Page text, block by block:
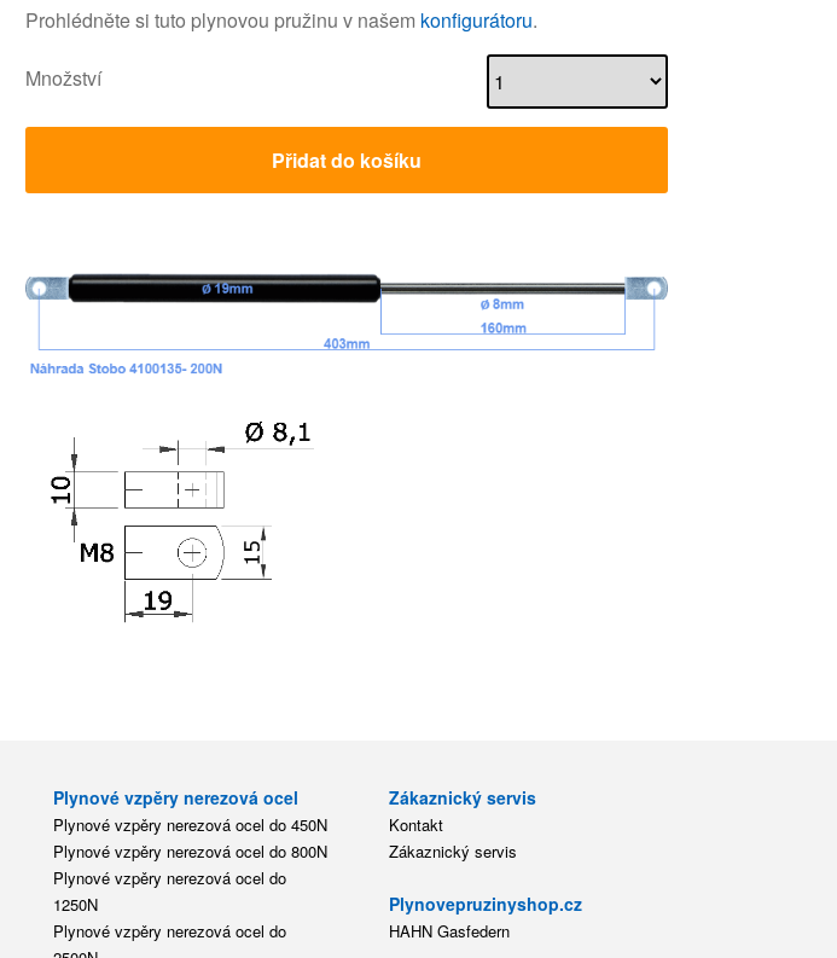
Prohlédněte si tuto plynovou pružinu v našem konfigurátoru.
Množství
Přidat do košíku
Plynové vzpěry nerezová ocel
Plynové vzpěry nerezová ocel do 450N
Plynové vzpěry nerezová ocel do 800N
Plynové vzpěry nerezová ocel do
1250N
Plynové vzpěry nerezová ocel do
Zákaznický servis
Kontakt
Zákaznický servis
Plynovepruzinyshop.cz
HAHN Gasfedern